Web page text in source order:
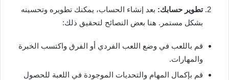
تطوير حسابك: بعد إنشاء الحساب، يمكنك تطويره وتحسينه
بشكل مستمر. هنا بعض النصائح لتحقيق ذلك:
قم باللعب في وضع اللعب الفردي أو الفرق واكتسب الخبرة
والمهارات.
قم بإكمال المهام والتحديات الموجودة في اللعبة للحصول